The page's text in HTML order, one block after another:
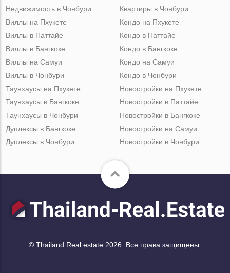
Недвижимость в Чонбури
Квартиры в Чонбури
Виллы на Пхукете
Виллы в Паттайе
Виллы в Бангкоке
Виллы на Самуи
Виллы в Чонбури
Кондо на Пхукете
Кондо в Паттайе
Кондо в Бангкоке
Кондо на Самуи
Кондо в Чонбури
Таунхаусы на Пхукете
Таунхаусы в Бангкоке
Таунхаусы в Чонбури
Дуплексы в Бангкоке
Дуплексы в Чонбури
Новостройки на Пхукете
Новостройки в Паттайе
Новостройки в Бангкоке
Новостройки на Самуи
Новостройки в Чонбури
© Thailand Real estate 2026. Все права защищены.